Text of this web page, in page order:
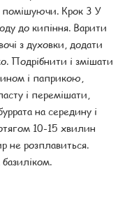
помішуючи. Крок 3 У
до кипіння. Варити
з духовки, додати
Подрібнити і змішати
і паприкою,
і перемішати,
на середину і
10-15 хвилин
не розплавиться.